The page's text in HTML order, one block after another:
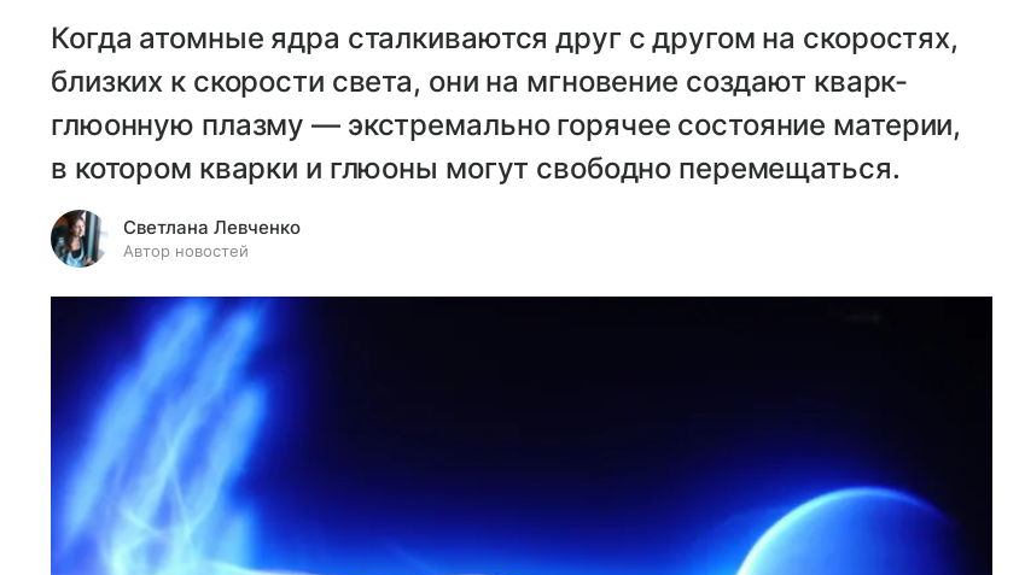
Когда атомные ядра сталкиваются друг с другом на скоростях,
близких к скорости света, они на мгновение создают кварк-
глюонную плазму — экстремально горячее состояние материи,
в котором кварки и глюоны могут свободно перемещаться.
Светлана Левченко
Автор новостей